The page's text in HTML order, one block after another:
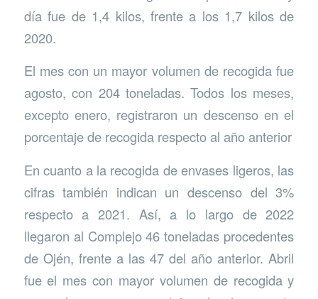
día fue de 1,4 kilos, frente a los 1,7 kilos de
2020.
El mes con un mayor volumen de recogida fue
agosto, con 204 toneladas. Todos los meses,
excepto enero, registraron un descenso en el
porcentaje de recogida respecto al año anterior
En cuanto a la recogida de envases ligeros, las
cifras también indican un descenso del 3%
respecto a 2021. Así, a lo largo de 2022
llegaron al Complejo 46 toneladas procedentes
de Ojén, frente a las 47 del año anterior. Abril
fue el mes con mayor volumen de recogida y